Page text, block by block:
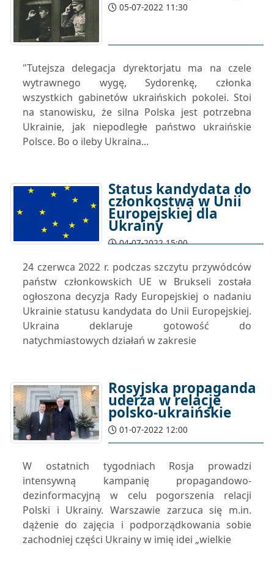
05-07-2022 11:30
"Tutejsza delegacja dyrektorjatu ma na czele
wytrawnego wygę, Sydorenkę, członka
wszystkich gabinetów ukraińskich pokolei. Stoi
na stanowisku, że silna Polska jest potrzebna
Ukrainie, jak niepodległe państwo ukraińskie
Polsce. Bo o ileby Ukraina...
Status kandydata do
członkostwa w Unii
Europejskiej dla
Ukrainy
04-07-2022 15:00
24 czerwca 2022 r. podczas szczytu przywódców
państw członkowskich UE w Brukseli została
ogłoszona decyzja Rady Europejskiej o nadaniu
Ukrainie statusu kandydata do Unii Europejskiej.
Ukraina deklaruje gotowość do
natychmiastowych działań w zakresie
Rosyjska propaganda
uderza w relacje
polsko-ukraińskie
01-07-2022 12:00
W ostatnich tygodniach Rosja prowadzi
intensywną kampanię propagandowo-
dezinformacyjną w celu pogorszenia relacji
Polski i Ukrainy. Warszawie zarzuca się m.in.
dążenie do zajęcia i podporządkowania sobie
zachodniej części Ukrainy w imię idei „wielkie